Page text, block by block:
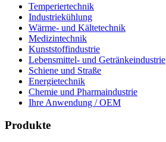
Temperiertechnik
Industriekühlung
Wärme- und Kältetechnik
Medizintechnik
Kunststoffindustrie
Lebensmittel- und Getränkeindustrie
Schiene und Straße
Energietechnik
Chemie und Pharmaindustrie
Ihre Anwendung / OEM
Produkte